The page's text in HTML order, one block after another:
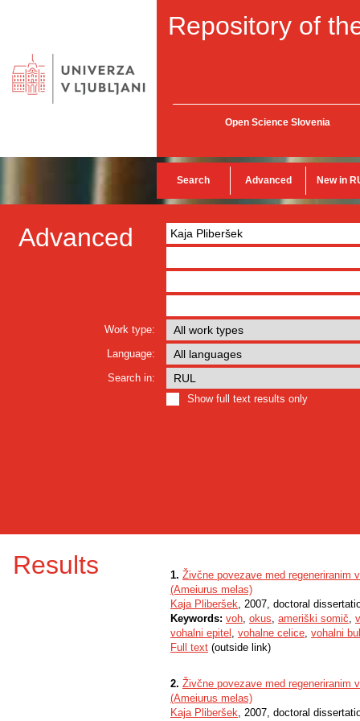
Repository of
Open Science Slovenia
Search Advanced New in
Advanced
Work type:
Language:
Search in:
Show full text results only
Results 1. Živčne povezave med regeneriranim
(Ameiurus melas)
Kaja Pliberšek, 2007, doctoral
Keywords: voh, okus, ameriški somič,
vohalni epitel , vohalne celice, vohalni
Full text (outside link)
2. Živčne povezave med regeneriranim
(Ameiurus melas)
Kaja Pliberšek, 2007, doctoral